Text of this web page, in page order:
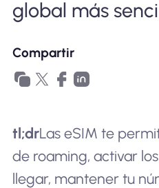
global más
Compartir
tl;drLas eSIM te
de roaming, activar
llegar, mantener tu